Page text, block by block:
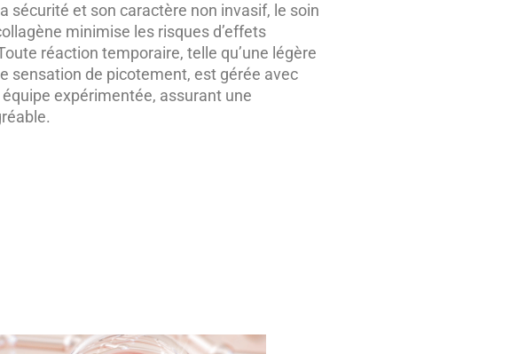
sécurité et son caractère non invasif, le soin
minimise les risques d’effets
réaction temporaire, telle qu’une légère
sensation de picotement, est gérée avec
expérimentée, assurant une